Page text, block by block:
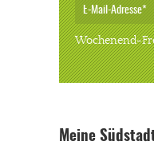
Wochenend-
Meine